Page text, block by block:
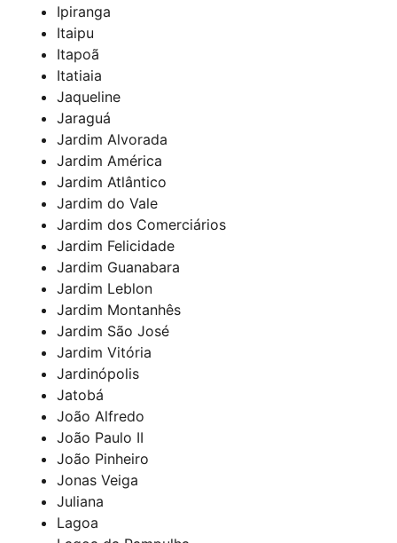
Ipiranga
Itaipu
Itapoã
Itatiaia
Jaqueline
Jaraguá
Jardim Alvorada
Jardim América
Jardim Atlântico
Jardim do Vale
Jardim dos Comerciários
Jardim Felicidade
Jardim Guanabara
Jardim Leblon
Jardim Montanhês
Jardim São José
Jardim Vitória
Jardinópolis
Jatobá
João Alfredo
João Paulo II
João Pinheiro
Jonas Veiga
Juliana
Lagoa